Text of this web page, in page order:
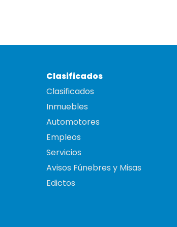
Clasificados
Clasificados
Inmuebles
Automotores
Empleos
Servicios
Avisos Fúnebres y Misas
Edictos